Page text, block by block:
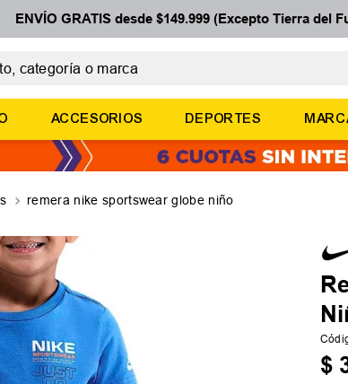
ENVÍO GRATIS desde $149.999 (Excepto Tierra del
ACCESORIOS DEPORTES
remera nike sportswear globe niño
$
MÁS BUSCADOS
basquet
zapatillas mujer
medias